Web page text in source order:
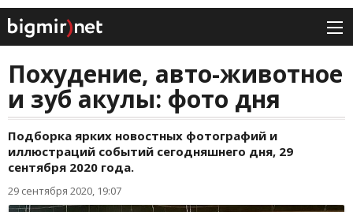
Похудение, авто-животное
и зуб акулы: фото дня
Подборка ярких новостных фотографий и
иллюстраций событий сегодняшнего дня, 29
сентября 2020 года.
29 сентября 2020, 19:07